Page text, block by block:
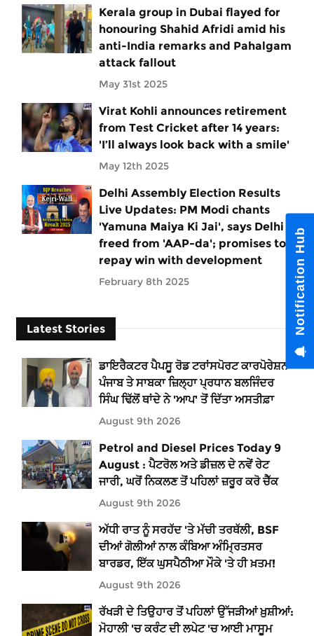
Kerala group in Dubai flayed for
honouring Shahid Afridi amid his
anti-India remarks and Pahalgam
attack fallout
May 31st 2025
Virat Kohli announces retirement
from Test Cricket after 14 years:
'I’ll always look back with a smile'
May 12th 2025
Delhi Assembly Election Results
Live Updates: PM Modi chants
'Yamuna Maiya Ki Jai', says Delhi
freed from 'AAP-da'; promises to
repay win with development
February 8th 2025
Latest Stories
ਡਾਇਰੈਕਟਰ ਪੈਪਸੂ ਰੋਡ ਟਰਾਂਸਪੋਰਟ ਕਾਰਪੋਰੇਸ਼ਨ
ਪੰਜਾਬ ਤੇ ਸਾਬਕਾ ਜ਼ਿਲ੍ਹਾ ਪ੍ਰਧਾਨ ਬਲਜਿੰਦਰ
ਸਿੰਘ ਢਿੱਲੋਂ ਥਾਂਦੇ ਨੇ 'ਆਪ' ਤੋਂ ਦਿੱਤਾ ਅਸਤੀਫ਼ਾ
August 9th 2026
Petrol and Diesel Prices Today 9
August : ਪੈਟਰੋਲ ਅਤੇ ਡੀਜ਼ਲ ਦੇ ਨਵੇਂ ਰੇਟ
ਜਾਰੀ, ਘਰੋਂ ਨਿਕਲਣ ਤੋਂ ਪਹਿਲਾਂ ਜ਼ਰੂਰ ਕਰੋ ਚੈੱਕ
August 9th 2026
ਅੱਧੀ ਰਾਤ ਨੂੰ ਸਰਹੱਦ 'ਤੇ ਮੱਚੀ ਤਰਥੱਲੀ, BSF
ਦੀਆਂ ਗੋਲੀਆਂ ਨਾਲ ਕੰਬਿਆ ਅੰਮ੍ਰਿਤਸਰ
ਬਾਰਡਰ, ਇੱਕ ਘੁਸਪੈਠੀਆ ਮੌਕੇ 'ਤੇ ਹੀ ਖ਼ਤਮ!
August 9th 2026
ਰੱਖੜੀ ਦੇ ਤਿਉਹਾਰ ਤੋਂ ਪਹਿਲਾਂ ਉੱਜੜੀਆਂ ਖ਼ੁਸ਼ੀਆਂ:
ਮੋਹਾਲੀ 'ਚ ਕਰੰਟ ਦੀ ਲਪੇਟ 'ਚ ਆਈ ਮਾਸੂਮ
Notification Hub